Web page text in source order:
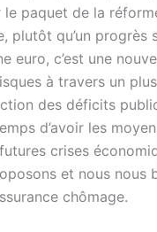
le paquet de la
plutôt qu’un progrès
euro, c’est une
à travers un
des déficits
d’avoir les
crises
et nous nous
chômage.